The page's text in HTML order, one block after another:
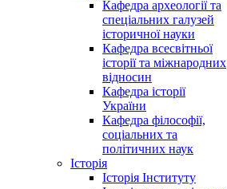
Кафедра археології та
спеціальних галузей
історичної науки
Кафедра всесвітньої
історії та міжнародних
відносин
Кафедра історії
України
Кафедра філософії,
соціальних та
політичних наук
Історія
Історія Інституту